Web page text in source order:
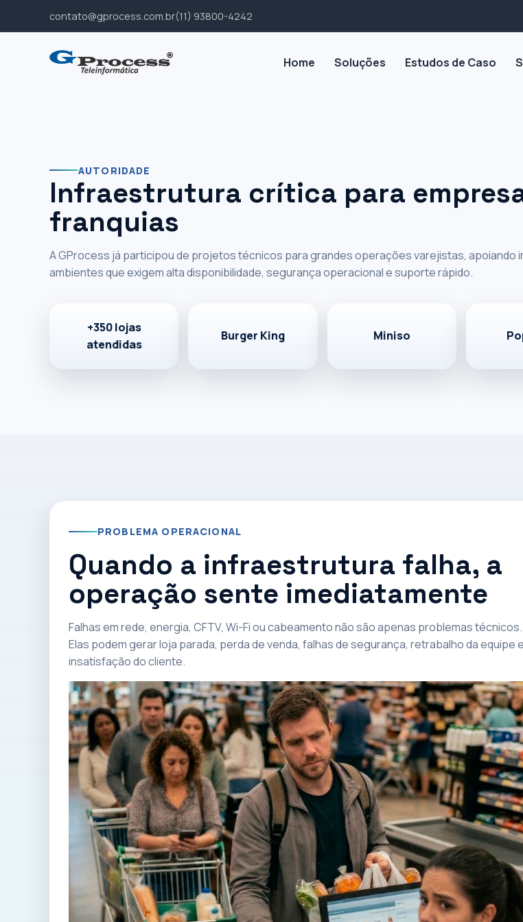
contato@gprocess.com.br(11) 93800-4242
Home Soluções Estudos de Caso
Experiência em
infraestrutura para
grandes operações
varejistas
‹ || ›
AUTORIDADE
Infraestrutura crítica para
franquias
A GProcess já participou de projetos técnicos para grandes operações varejistas,
ambientes que exigem alta disponibilidade, segurança operacional e suporte rápido.
+350 lojas
atendidas
Burger King Miniso
PROBLEMA OPERACIONAL
Quando a infraestrutura falha, a
operação sente imediatamente
Falhas em rede, energia, CFTV, Wi-Fi ou cabeamento não são apenas problemas técnicos.
Elas podem gerar loja parada, perda de venda, falhas de segurança, retrabalho da equipe e
insatisfação do cliente.